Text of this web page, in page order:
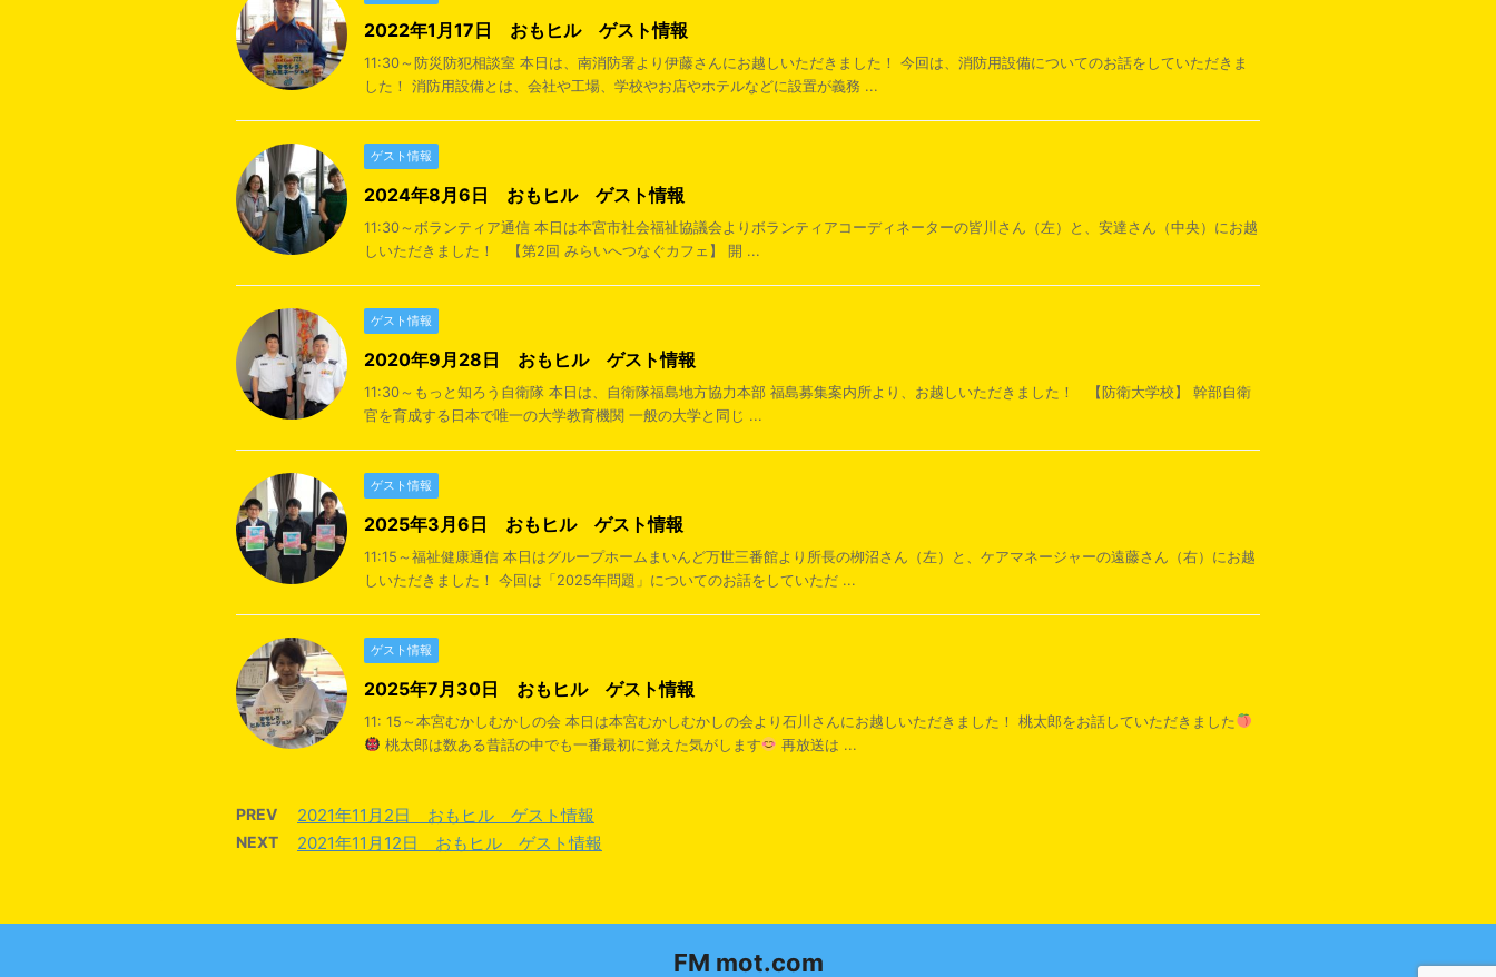
2022年1月17日 おもヒル ゲスト情報
11:30～防災防犯相談室 本日は、南消防署より伊藤さんにお越しいただきました！ 今回は、消防用設備についてのお話をしていただきま
した！ 消防用設備とは、会社や工場、学校やお店やホテルなどに設置が義務 ...
ゲスト情報
2024年8月6日 おもヒル ゲスト情報
11:30～ボランティア通信 本日は本宮市社会福祉協議会よりボランティアコーディネーターの皆川さん（左）と、安達さん（中央）にお越
しいただきました！ 【第2回 みらいへつなぐカフェ】 開 ...
ゲスト情報
2020年9月28日 おもヒル ゲスト情報
11:30～もっと知ろう自衛隊 本日は、自衛隊福島地方協力本部 福島募集案内所より、お越しいただきました！ 【防衛大学校】 幹部自衛
官を育成する日本で唯一の大学教育機関 一般の大学と同じ ...
ゲスト情報
2025年3月6日 おもヒル ゲスト情報
11:15～福祉健康通信 本日はグループホームまいんど万世三番館より所長の栁沼さん（左）と、ケアマネージャーの遠藤さん（右）にお越
しいただきました！ 今回は「2025年問題」についてのお話をしていただ ...
ゲスト情報
2025年7月30日 おもヒル ゲスト情報
11: 15～本宮むかしむかしの会 本日は本宮むかしむかしの会より石川さんにお越しいただきました！ 桃太郎をお話していただきました
桃太郎は数ある昔話の中でも一番最初に覚えた気がします
再放送は ...
PREV 2021年11月2日 おもヒル ゲスト情報
NEXT 2021年11月12日 おもヒル ゲスト情報
FM mot.com